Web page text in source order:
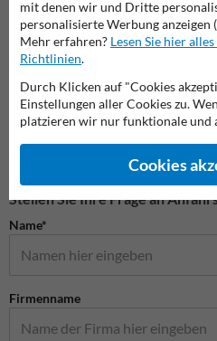
Kombischilder
Stellen Sie Ihre Frage an
Name*
Firmenname
mit denen wir und Dritte
personalisierte Werbung anzeigen
Mehr erfahren? Lesen Sie hier
Richtlinien.
Durch Klicken auf "Cookies
Einstellungen aller Cookies zu.
platzieren wir nur funktionale und
Cookies